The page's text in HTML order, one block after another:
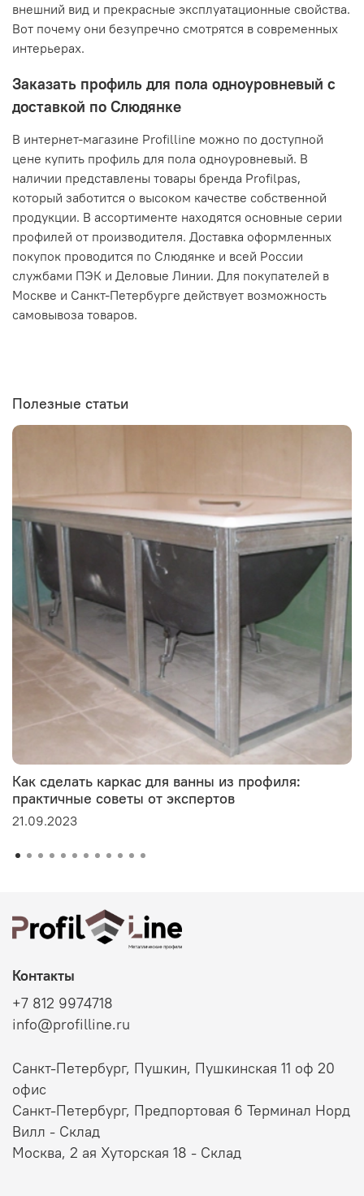
внешний вид и прекрасные эксплуатационные свойства.
Вот почему они безупречно смотрятся в современных
интерьерах.
Заказать профиль для пола одноуровневый с
доставкой по Слюдянке
В интернет-магазине Profilline можно по доступной
цене купить профиль для пола одноуровневый. В
наличии представлены товары бренда Profilpas,
который заботится о высоком качестве собственной
продукции. В ассортименте находятся основные серии
профилей от производителя. Доставка оформленных
покупок проводится по Слюдянке и всей России
службами ПЭК и Деловые Линии. Для покупателей в
Москве и Санкт-Петербурге действует возможность
самовывоза товаров.
Полезные статьи
Как сделать каркас для ванны из профиля:
практичные советы от экспертов
21.09.2023
Контакты
+7 812 9974718
info@profilline.ru
Санкт-Петербург, Пушкин, Пушкинская 11 оф 20
офис
Санкт-Петербург, Предпортовая 6 Терминал Норд
Вилл - Склад
Москва, 2 ая Хуторская 18 - Склад